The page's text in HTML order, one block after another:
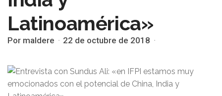
Latinoamérica»
Por maldere 22 de octubre de 2018